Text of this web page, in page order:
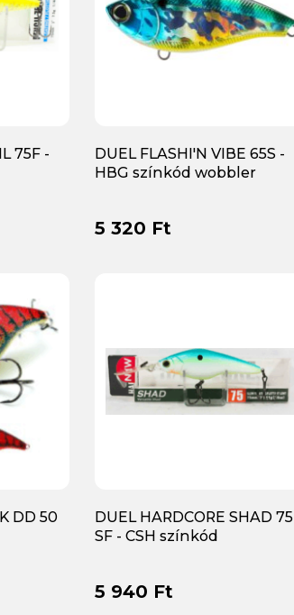
75F -
DUEL FLASHI'N VIBE 65S -
HBG színkód wobbler
5 320 Ft
DD 50
DUEL HARDCORE SHAD 75
SF - CSH színkód
5 940 Ft